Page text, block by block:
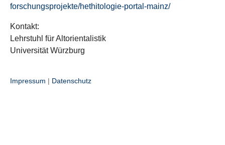
forschungsprojekte/hethitologie-portal-mainz/
Kontakt:
Lehrstuhl für Altorientalistik
Universität Würzburg
Impressum | Datenschutz